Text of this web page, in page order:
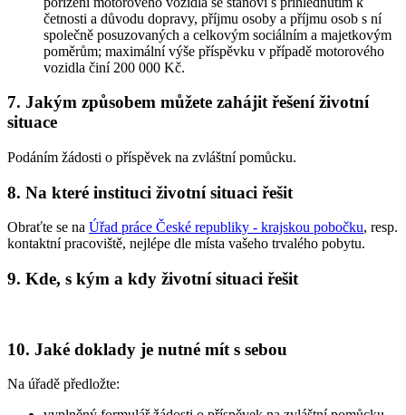
četnosti a důvodu dopravy, příjmu osoby a příjmu osob s ní
společně posuzovaných a celkovým sociálním a majetkovým
poměrům; maximální výše příspěvku v případě motorového
vozidla činí 200 000 Kč.
7. Jakým způsobem můžete zahájit řešení životní
situace
Podáním žádosti o příspěvek na zvláštní pomůcku.
8. Na které instituci životní situaci řešit
Obraťte se na Úřad práce České republiky - krajskou pobočku, resp.
kontaktní pracoviště, nejlépe dle místa vašeho trvalého pobytu.
9. Kde, s kým a kdy životní situaci řešit
10. Jaké doklady je nutné mít s sebou
Na úřadě předložte: